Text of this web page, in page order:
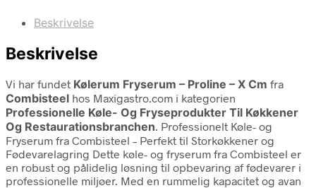
Beskrivelse
Beskrivelse
Vi har fundet Kølerum Fryserum – Proline – X Cm fra
Combisteel hos Maxigastro.com i kategorien
Professionelle Køle- Og Fryseprodukter Til Køkkener
Og Restaurationsbranchen. Professionelt Køle- og
Fryserum fra Combisteel – Perfekt til Storkøkkener og
Fødevarelagring Dette køle- og fryserum fra Combisteel er
en robust og pålidelig løsning til opbevaring af fødevarer i
professionelle miljøer. Med en rummelig kapacitet og avan